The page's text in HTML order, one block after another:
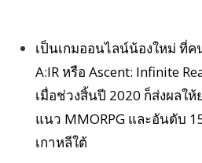
เป็นเกมออนไลน์น้องใหม่ ที่
A:IR หรือ Ascent: Infinite
เมื่อช่วงสิ้นปี 2020 ก็ส่งผลใ
แนว MMORPG และอันดับ
เกาหลีใต้